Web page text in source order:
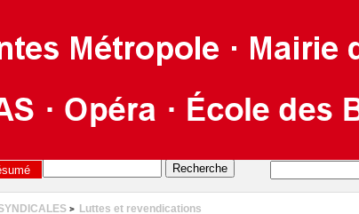
> Luttes et revendications